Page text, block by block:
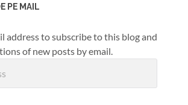
PE MAIL
address to subscribe to this blog and
of new posts by email.